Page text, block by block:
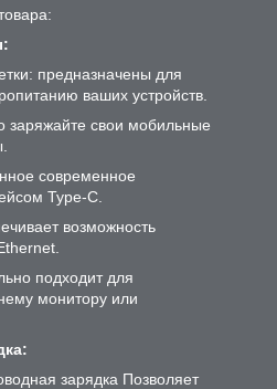
предназначены для
ваших устройств.
заряжайте свои мобильные
современное
Type-C.
возможность
подходит для
монитору или
зарядка Позволяет